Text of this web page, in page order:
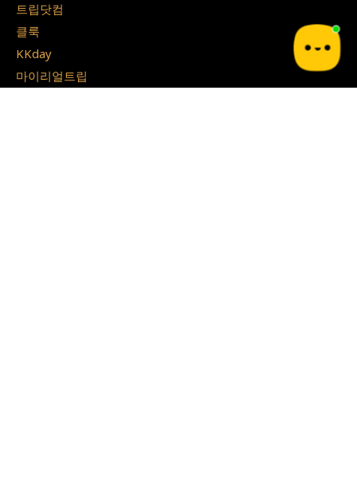
트립닷컴
클룩
KKday
마이리얼트립